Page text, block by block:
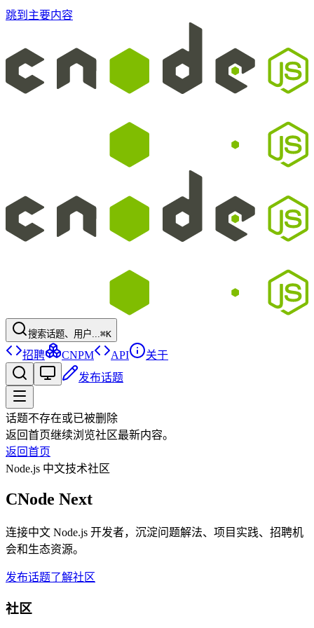
跳到主要内容
搜索话题、用户...⌘K
招聘 CNPM API
关于
发布话题
话题不存在或已被删除
返回首页继续浏览社区最新内容。
返回首页
Node.js 中文技术社区
CNode Next
连接中文 Node.js 开发者，沉淀问题解法、项目实践、招聘机
会和生态资源。
发布话题了解社区
社区